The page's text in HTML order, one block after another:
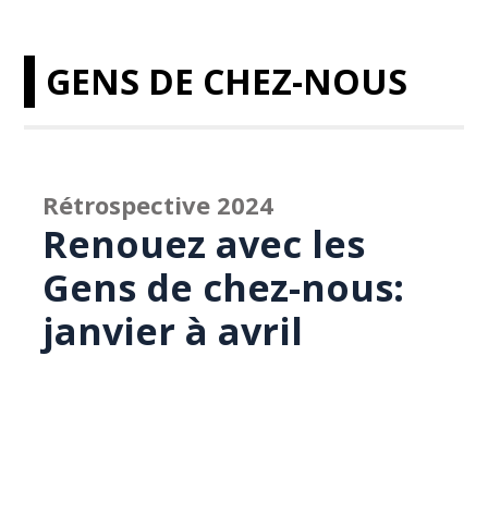
GENS DE CHEZ-NOUS
Rétrospective 2024
Renouez avec les
Gens de chez-nous:
janvier à avril